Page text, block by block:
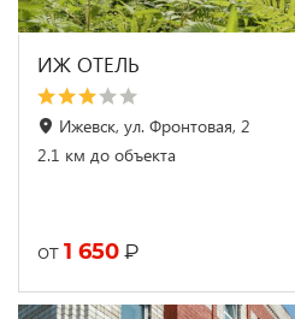
ИЖ ОТЕЛЬ
Ижевск, ул. Фронтовая, 2
2.1 км до объекта
от 1 650 ₽